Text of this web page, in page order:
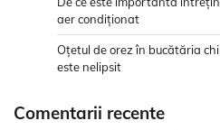
aer condiționat
Oțetul de orez în bucătăria
este nelipsit
Comentarii recente